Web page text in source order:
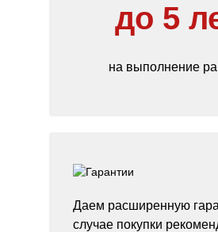
до 5
на выполнение
Даем расширенную
случае покупки